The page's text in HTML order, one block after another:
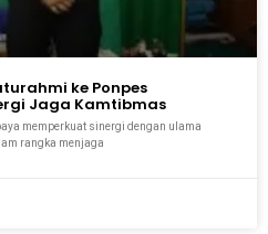
ke Ponpes
Jaga Kamtibmas
memperkuat sinergi dengan ulama
rangka menjaga